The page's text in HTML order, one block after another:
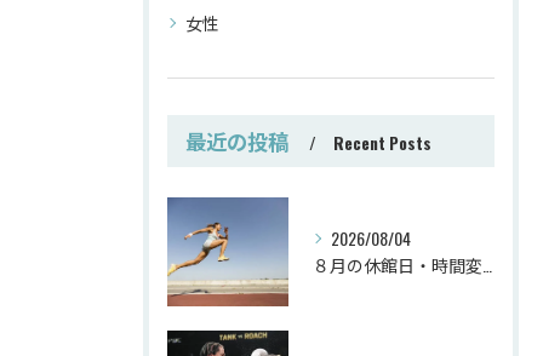
女性
最近の投稿 Recent Posts
2026/08/04
８月の休館日・時間変更